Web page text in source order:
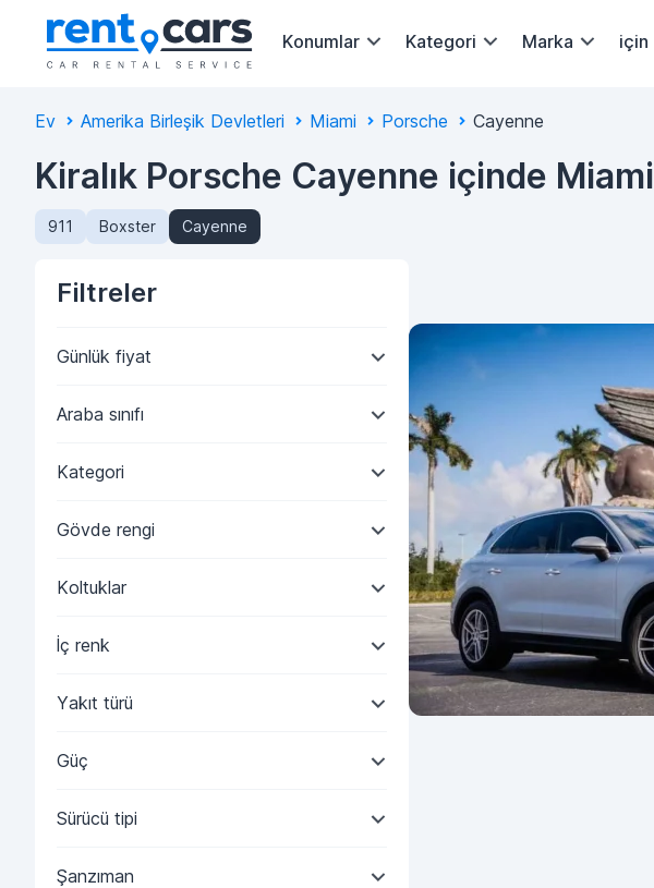
Konumlar Kategori Marka için
Ev Amerika Birleşik Devletleri Miami Porsche Cayenne
Kiralık Porsche Cayenne içinde Miami
911 Boxster Cayenne
Filtreler
Günlük fiyat
Araba sınıfı
Kategori
Gövde rengi
Koltuklar
İç renk
Yakıt türü
Güç
Sürücü tipi
Şanzıman